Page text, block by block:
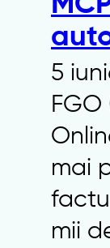
5
mai
mii